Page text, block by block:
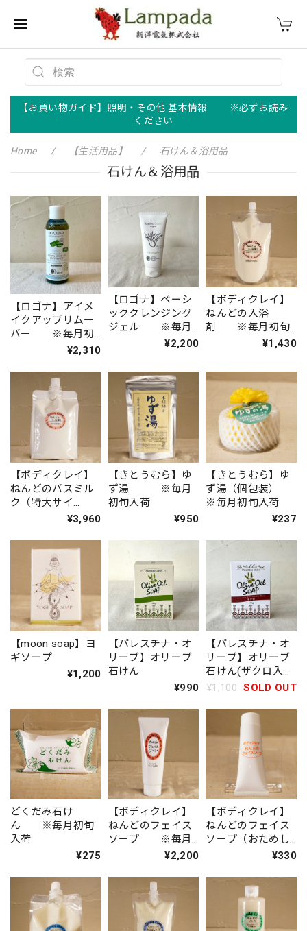
【お買い物ガイド】照明・その他 基本情報 ※必ずお読み
ください
Home 【生活用品】 石けん＆浴用品
石けん＆浴用品
【ロゴナ】アイメ
イクアップリムー
バー ※毎月初
¥2,310
【ロゴナ】ベーシ
ッククレンジング
ジェル ※毎月
¥2,200
【ボディクレイ】
ねんどの入浴
剤 ※毎月初旬
¥1,430
【ボディクレイ】
ねんどのバスミル
ク（特大サイ
ズ） ※毎月初
¥3,960
【きとうむら】ゆ
ず湯 ※毎月
初旬入荷
¥950
【きとうむら】ゆ
ず湯（個包装）
※毎月初旬入荷
¥237
【moon soap】ヨ
ギソープ
¥1,200
【パレスチナ・オ
リーブ】オリーブ
石けん
¥990
【パレスチナ・オ
リーブ】オリーブ
石けん(ザクロ入
り)
¥1,100 SOLD OUT
どくだみ石け
ん ※毎月初旬
入荷
¥275
【ボディクレイ】
ねんどのフェイス
ソープ ※毎月
¥2,200
【ボディクレイ】
ねんどのフェイス
ソープ（おためし
サイズ） ※毎
¥330